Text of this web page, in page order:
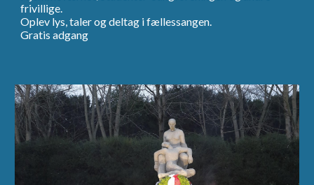
frivillige.
Oplev lys, taler og deltag i fællessangen.
Gratis adgang